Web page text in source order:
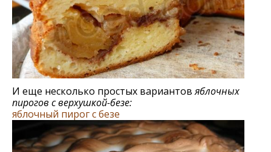
И еще несколько простых вариантовяблочных
пирогов с верхушкой-безе:
яблочный пирог c безе